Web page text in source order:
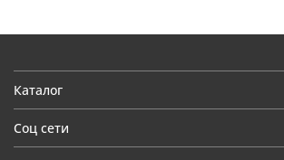
Каталог
Соц сети